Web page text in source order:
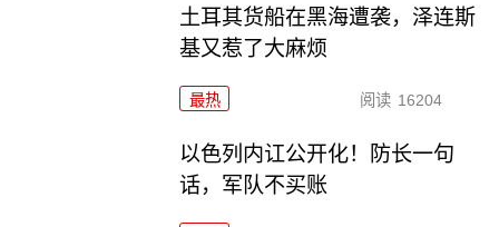
土耳其货船在黑海遭袭，泽连斯
基又惹了大麻烦
最热 阅读 16204
以色列内讧公开化！防长一句
话，军队不买账